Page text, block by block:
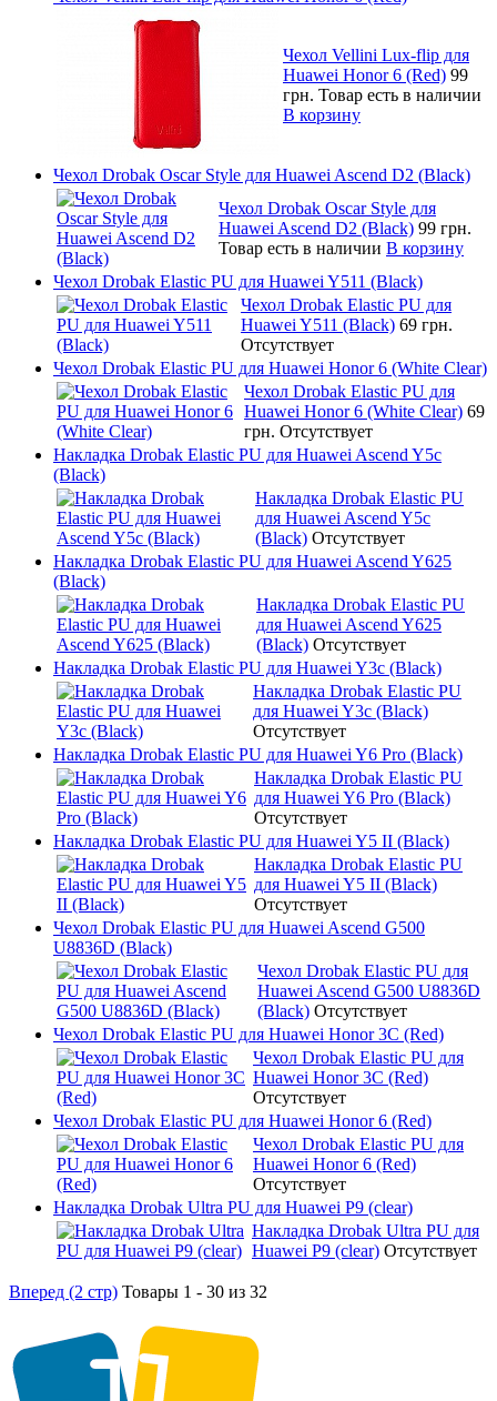
Чехол Vellini Lux-flip для
Huawei Honor 6 (Red) 99
грн. Товар есть в наличии
В корзину
Чехол Drobak Oscar Style для Huawei Ascend D2 (Black)
Чехол Drobak Oscar Style для
Huawei Ascend D2 (Black) 99 грн.
Товар есть в наличии В корзину
Чехол Drobak Elastic PU для Huawei Y511 (Black)
Чехол Drobak Elastic PU для
Huawei Y511 (Black) 69 грн.
Отсутствует
Чехол Drobak Elastic PU для Huawei Honor 6 (White Clear)
Чехол Drobak Elastic PU для
Huawei Honor 6 (White Clear) 69
грн. Отсутствует
Накладка Drobak Elastic PU для Huawei Ascend Y5c
(Black)
Накладка Drobak Elastic PU
для Huawei Ascend Y5c
(Black) Отсутствует
Накладка Drobak Elastic PU для Huawei Ascend Y625
(Black)
Накладка Drobak Elastic PU
для Huawei Ascend Y625
(Black) Отсутствует
Накладка Drobak Elastic PU для Huawei Y3c (Black)
Накладка Drobak Elastic PU
для Huawei Y3c (Black)
Отсутствует
Накладка Drobak Elastic PU для Huawei Y6 Pro (Black)
Накладка Drobak Elastic PU
для Huawei Y6 Pro (Black)
Отсутствует
Накладка Drobak Elastic PU для Huawei Y5 II (Black)
Накладка Drobak Elastic PU
для Huawei Y5 II (Black)
Отсутствует
Чехол Drobak Elastic PU для Huawei Ascend G500
U8836D (Black)
Чехол Drobak Elastic PU для
Huawei Ascend G500 U8836D
(Black) Отсутствует
Чехол Drobak Elastic PU для Huawei Honor 3C (Red)
Чехол Drobak Elastic PU для
Huawei Honor 3C (Red)
Отсутствует
Чехол Drobak Elastic PU для Huawei Honor 6 (Red)
Чехол Drobak Elastic PU для
Huawei Honor 6 (Red)
Отсутствует
Накладка Drobak Ultra PU для Huawei P9 (clear)
Накладка Drobak Ultra PU для
Huawei P9 (clear) Отсутствует
Вперед (2 стр) Товары 1 - 30 из 32